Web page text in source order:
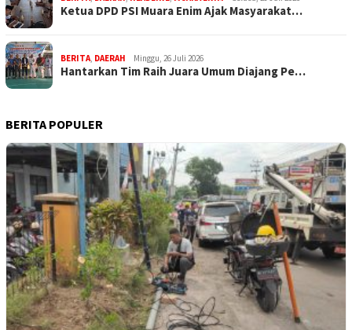
Ketua DPD PSI Muara Enim Ajak Masyarakat…
BERITA, DAERAH Minggu, 26 Juli 2026
Hantarkan Tim Raih Juara Umum Diajang Pe…
BERITA POPULER